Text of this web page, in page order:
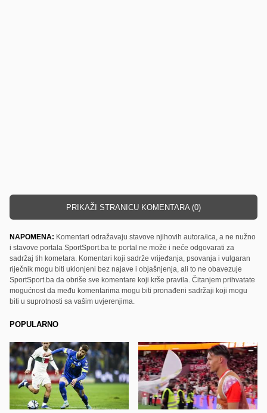
PRIKAŽI STRANICU KOMENTARA (0)
NAPOMENA: Komentari odražavaju stavove njihovih autora/ica, a ne nužno
i stavove portala SportSport.ba te portal ne može i neće odgovarati za
sadržaj tih kometara. Komentari koji sadrže vrijeđanja, psovanja i vulgaran
riječnik mogu biti uklonjeni bez najave i objašnjenja, ali to ne obavezuje
SportSport.ba da obriše sve komentare koji krše pravila. Čitanjem prihvatate
mogućnost da među komentarima mogu biti pronađeni sadržaji koji mogu
biti u suprotnosti sa vašim uvjerenjima.
POPULARNO